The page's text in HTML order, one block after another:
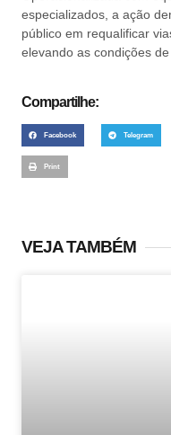
especializados, a ação
público em requalificar
elevando as condições
Compartilhe:
Facebook Telegram
Print
VEJA TAMBÉM